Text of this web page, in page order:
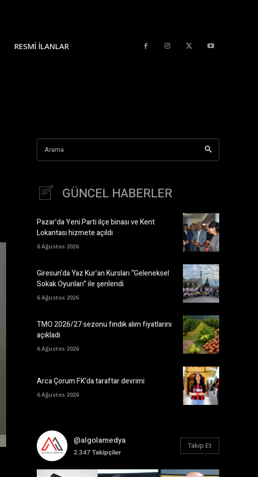
RESMI İLANLAR
Arama
GÜNCEL HABERLER
Pazar’da Yeni Parti ilçe binası ve Kent
Lokantası hizmete açıldı
6 Ağustos 2026
Giresun’da Yaz Kur’an Kursları “Geleneksel
Sokak Oyunları” ile şenlendi
6 Ağustos 2026
TMO 2026/27 sezonu fındık alım fiyatlarını
açıkladı
6 Ağustos 2026
Arca Çorum FK’da taraftar devrimi
6 Ağustos 2026
@algolamedya
2.347Takipçiler
Takip Et